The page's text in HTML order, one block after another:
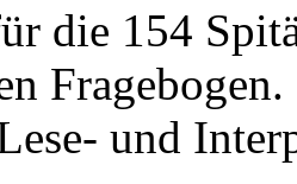
die 154
Fragebogen.
und